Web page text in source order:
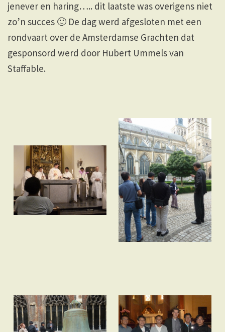
jenever en haring….. dit laatste was overigens niet
zo’n succes 🙂 De dag werd afgesloten met een
rondvaart over de Amsterdamse Grachten dat
gesponsord werd door Hubert Ummels van
Staffable.